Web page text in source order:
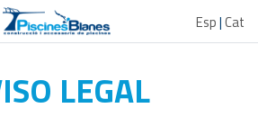
Esp|Cat
LEGAL